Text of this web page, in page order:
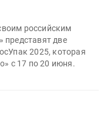
российским
представят две
2025, которая
с 17 по 20 июня.